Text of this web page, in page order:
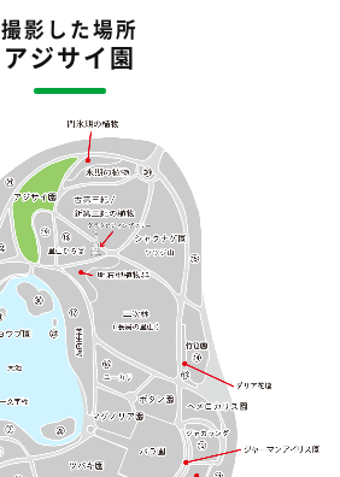
撮影した場所
アジサイ園